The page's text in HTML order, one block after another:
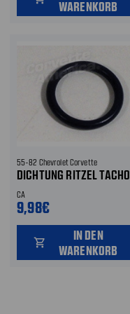
WARENKORB
55-82 Chevrolet Corvette
DICHTUNG RITZEL TACHO
CA
9,98€
shopping_cart
IN DEN
WARENKORB